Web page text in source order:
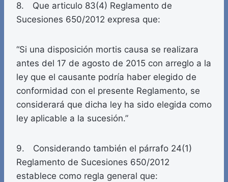
8. Que articulo 83(4) Reglamento de
Sucesiones 650/2012 expresa que:
“Si una disposición mortis causa se realizara
antes del 17 de agosto de 2015 con arreglo a la
ley que el causante podría haber elegido de
conformidad con el presente Reglamento, se
considerará que dicha ley ha sido elegida como
ley aplicable a la sucesión.”
9. Considerando también el párrafo 24(1)
Reglamento de Sucesiones 650/2012
establece como regla general que: